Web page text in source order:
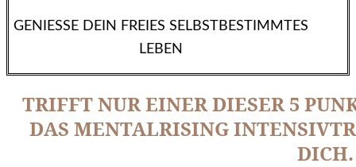
GENIESSE DEIN FREIES SELBSTBESTIMMTES
LEBEN
TRIFFT NUR EINER DIESER 5
DAS MENTALRISING
DICH.